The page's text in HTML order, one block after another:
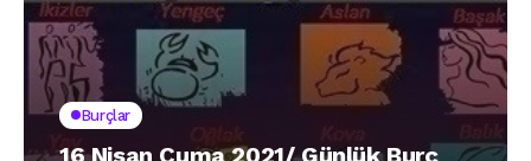
Burçlar
16 Nisan Cuma 2021/ Günlük Burç